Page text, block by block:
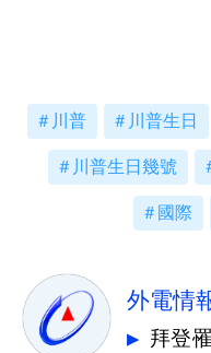
川普 川普生日
川普生日幾號
國際
外電情
拜登